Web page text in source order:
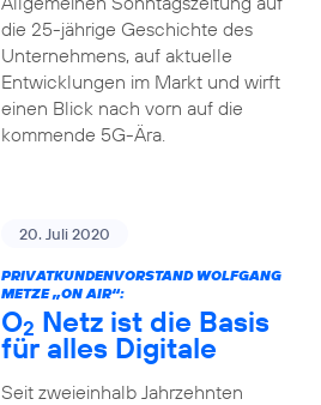
die 25-jährige Geschichte des
Unternehmens, auf aktuelle
Entwicklungen im Markt und wirft
einen Blick nach vorn auf die
kommende 5G-Ära.
20. Juli 2020
PRIVATKUNDENVORSTAND WOLFGANG
METZE „ON AIR“:
O2 Netz ist die Basis
für alles Digitale
Seit zweieinhalb Jahrzehnten